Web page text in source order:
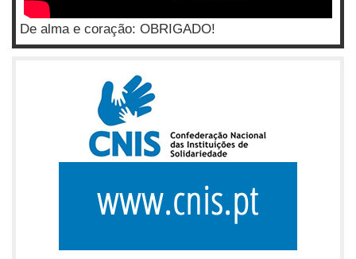
De alma e coração: OBRIGADO!